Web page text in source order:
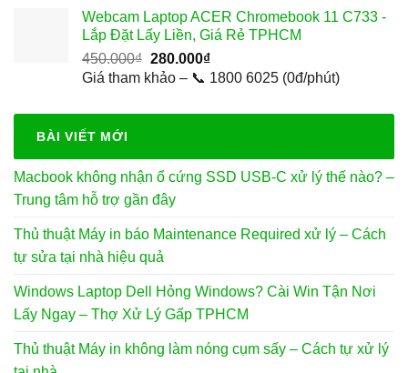
500.000₫.là:
150.000₫.
Webcam Laptop ACER Chromebook 11 C733 -
Lắp Đặt Lấy Liền, Giá Rẻ TPHCM
450.000₫ Giá
gốc
450.000₫.
280.000₫Giá
hiện
là:
Giá tham khảo – 📞 1800 6025 (0đ/phút)
BÀI VIẾT MỚI
Macbook không nhận ổ cứng SSD USB-C xử lý thế nào? –
Trung tâm hỗ trợ gần đây
Thủ thuật Máy in báo Maintenance Required xử lý – Cách
tự sửa tại nhà hiệu quả
Windows Laptop Dell Hỏng Windows? Cài Win Tận Nơi
Lấy Ngay – Thợ Xử Lý Gấp TPHCM
Thủ thuật Máy in không làm nóng cụm sấy – Cách tự xử lý